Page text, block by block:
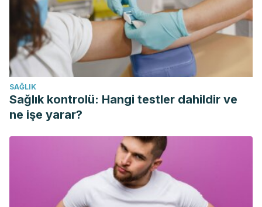
alimentos, (247), 81-83.
Gómez Ugarte, M., Peralta Mamani, L. E., Martinez Ayala, A.
A., Paredes Fernandez, D. L., & Conde Camacho, Y. (2015).
Propiedades medicinales del pomelo, beneficios
nutricionales y su aplicación en la estética.Revista de
Investigación e Información en Salud
Mesa, M. G., Herrera, D. M. A., Vilas, M. M., Alfonso, C. C.,
Carretero, J. H., Batista, A. D., & Montequiní, J. F. (2002).
Plantas cítricas en el tratamiento de enfermedades
Rev Cubana Angiol y Cir Vasc
SAĞLIK
Sağlık kontrolü: Hangi testler dahildir ve
ne işe yarar?